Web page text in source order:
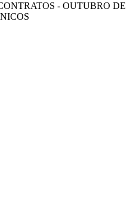
- OUTUBRO DE